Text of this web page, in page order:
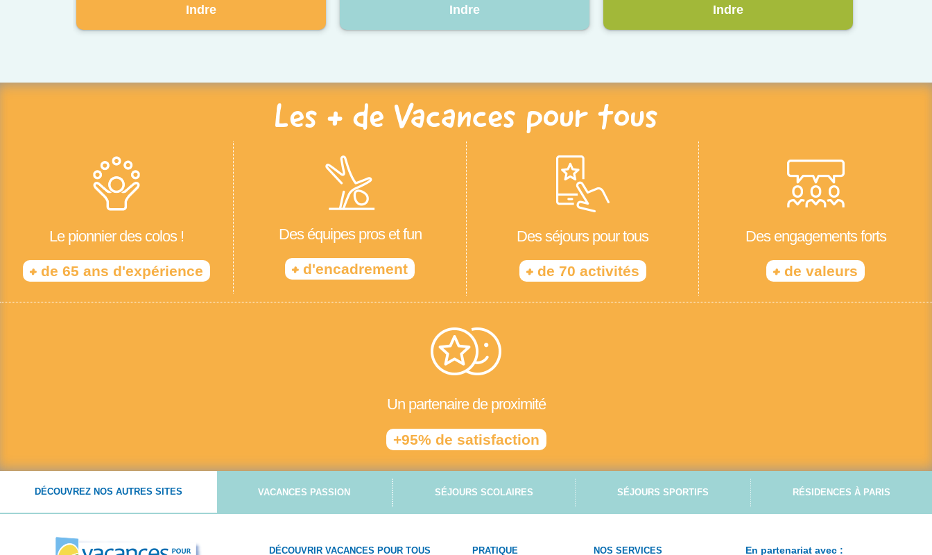
Indre Indre Indre
Les + de Vacances pour tous
Le pionnier des colos !
+ de 65 ans d'expérience
Des équipes pros et fun
+ d'encadrement
Des séjours pour tous
+de 70 activités
Des engagements forts
+ de valeurs
Un partenaire de proximité
+95% de satisfaction
DÉCOUVREZ NOS AUTRES SITES VACANCES PASSION SÉJOURS SCOLAIRES SÉJOURS SPORTIFS RÉSIDENCES À PARIS
DÉCOUVRIR VACANCES POUR TOUS PRATIQUE NOS SERVICES En partenariat avec :